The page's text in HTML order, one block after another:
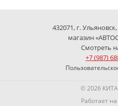
432071, г.
магазин
Смотреть
+7 (987)
© 2026
Работает на